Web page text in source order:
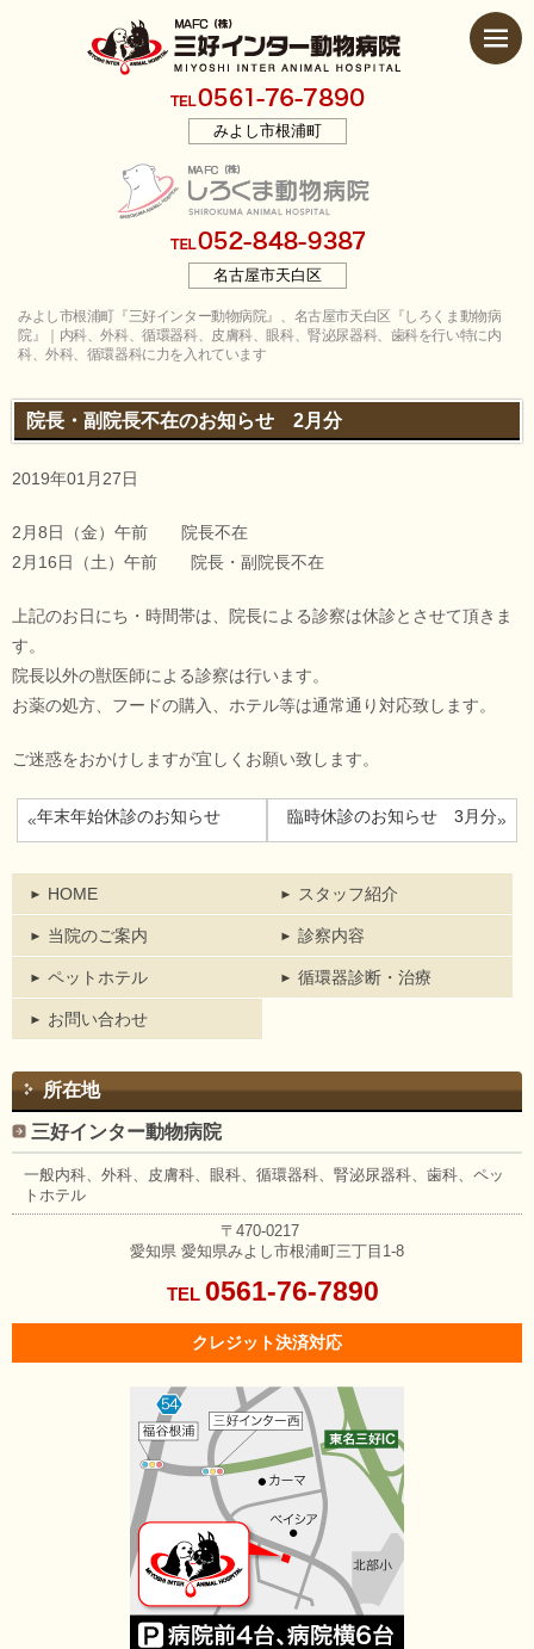
みよし市根浦町
名古屋市天白区
みよし市根浦町『三好インター動物病院』、名古屋市天白区『しろくま動物病
院』｜内科、外科、循環器科、皮膚科、眼科、腎泌尿器科、歯科を行い特に内
科、外科、循環器科に力を入れています
院長・副院長不在のお知らせ 2月分
2019年01月27日
2月8日（金）午前 院長不在
2月16日（土）午前 院長・副院長不在
上記のお日にち・時間帯は、院長による診察は休診とさせて頂きま
す。
院長以外の獣医師による診察は行います。
お薬の処方、フードの購入、ホテル等は通常通り対応致します。
ご迷惑をおかけしますが宜しくお願い致します。
«年末年始休診のお知らせ 臨時休診のお知らせ 3月分»
HOME スタッフ紹介
当院のご案内 診察内容
ペットホテル 循環器診断・治療
お問い合わせ
所在地
三好インター動物病院
一般内科、外科、皮膚科、眼科、 循環器科、腎泌尿器科、歯科、 ペッ
トホテル
〒470-0217
愛知県 愛知県みよし市根浦町三丁目1-8
TEL 0561-76-7890
クレジット決済対応